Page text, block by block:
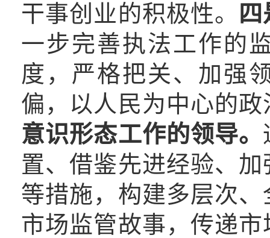
干事创业的积极性。
一步完善执法工作的
度，严格把关、加强
偏，以人民为中心的
意识形态工作的领导。
置、借鉴先进经验、
等措施，构建多层次
市场监管故事，传递